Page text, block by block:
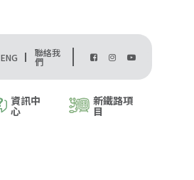
資訊中
心
新鐵路項
目
ENG 聯絡我
們